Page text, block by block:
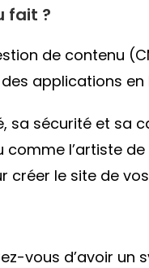
fait ?
de contenu
applications en
sa sécurité et sa
comme l’artiste
créer le site de
vous d’avoir un